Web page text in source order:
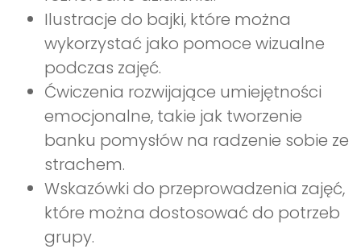
Ilustracje do bajki, które można
wykorzystać jako pomoce wizualne
podczas zajęć.
Ćwiczenia rozwijające umiejętności
emocjonalne, takie jak tworzenie
banku pomysłów na radzenie sobie ze
strachem.
Wskazówki do przeprowadzenia zajęć,
które można dostosować do potrzeb
grupy.